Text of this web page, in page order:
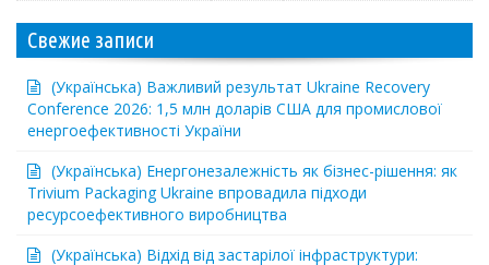
Свежие записи
(Українська) Важливий результат Ukraine Recovery
Conference 2026: 1,5 млн доларів США для промислової
енергоефективності України
(Українська) Енергонезалежність як бізнес-рішення: як
Trivium Packaging Ukraine впровадила підходи
ресурсоефективного виробництва
(Українська) Відхід від застарілої інфраструктури: